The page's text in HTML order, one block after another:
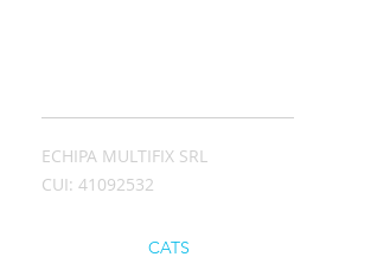
ECHIPA MULTIFIX SRL
CUI: 41092532
CATS